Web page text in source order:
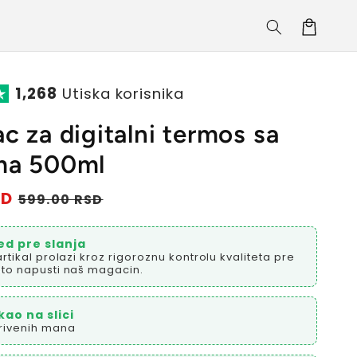
Korpa
1,268 Utiska korisnika
za digitalni termos sa
500ml
Prodajna
cena
599.00 RSD
pre slanja
prolazi kroz rigoroznu kontrolu kvaliteta pre
napusti naš magacin.
na slici
mana